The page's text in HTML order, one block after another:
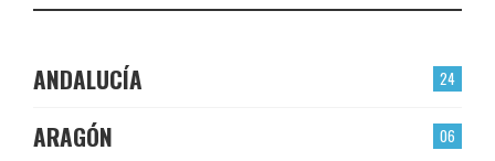
24
ANDALUCÍA
06
ARAGÓN